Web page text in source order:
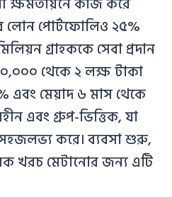
লোন পোর্টফোলিও ২৫%
গ্রাহককে সেবা প্রদান
থেকে ২ লক্ষ টাকা
এবং মেয়াদ ৬ মাস থেকে
এবং গ্রুপ-ভিত্তিক, যা
করে। ব্যবসা শুরু,
খরচ মেটানোর জন্য এটি